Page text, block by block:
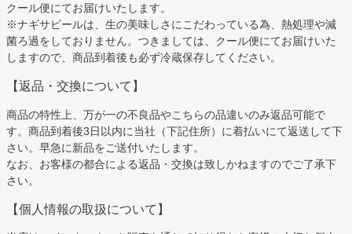
クール便にてお届けいたします。
※ナギサビールは、生の美味しさにこだわっている為、熱処理や減
菌ろ過をしておりません。つきましては、クール便にてお届けいた
しますので、商品到着後も必ず冷蔵保存してください。
【返品・交換について】
商品の特性上、万が一の不良品やこちらの品違いのみ返品可能で
す。商品到着後3日以内に当社（下記住所）に着払いにて返送して下
さい。早急に新品をご送付いたします。
なお、お客様の都合による返品・交換は致しかねますのでご了承下
さい。
【個人情報の取扱について】